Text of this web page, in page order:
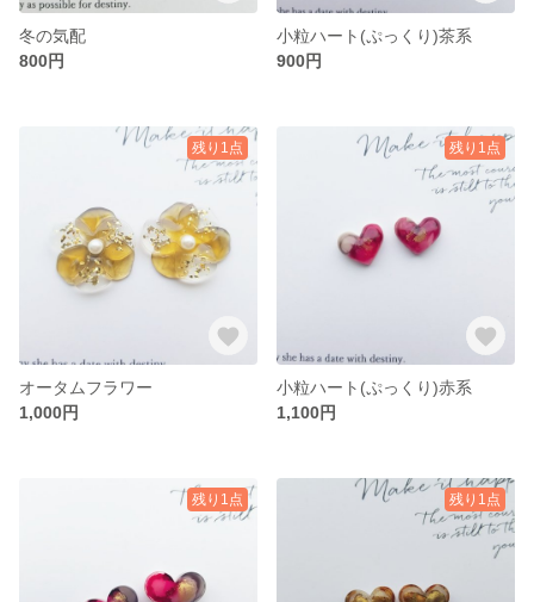
冬の気配
800円
小粒ハート(ぷっくり)茶系
900円
残り1点
オータムフラワー
1,000円
残り1点
小粒ハート(ぷっくり)赤系
1,100円
残り1点 残り1点